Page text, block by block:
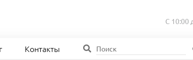
С 10:00
Контакты